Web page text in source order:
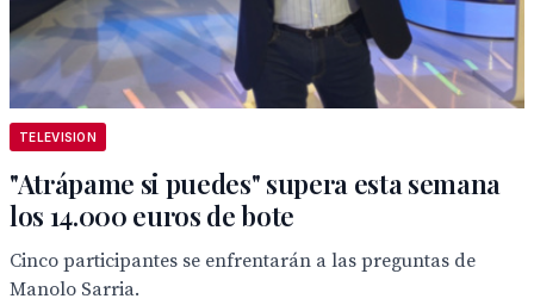
TELEVISION
"Atrápame si puedes" supera esta semana
los 14.000 euros de bote
Cinco participantes se enfrentarán a las preguntas de
Manolo Sarria.